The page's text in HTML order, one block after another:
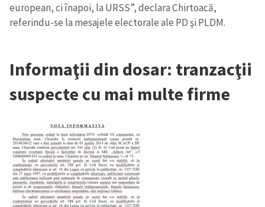
european, ci înapoi, la URSS”, declara Chirtoacă,
referindu-se la mesajele electorale ale PD şi PLDM.
Informaţii din dosar: tranzacţii
suspecte cu mai multe firme